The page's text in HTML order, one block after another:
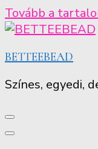
Tovább a
BETTEEBEAD
Színes, egyedi,